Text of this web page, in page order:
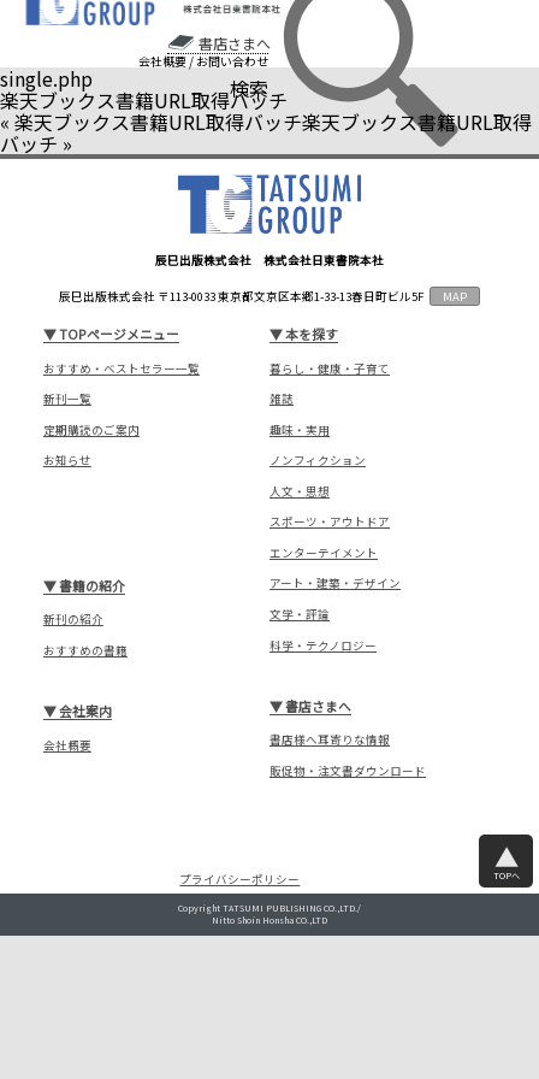
書店さまへ
会社概要 / お問い合わせ
検索
single.php
楽天ブックス書籍URL取得バッチ
« 楽天ブックス書籍URL取得バッチ楽天ブックス書籍URL取得
バッチ »
辰巳出版株式会社 株式会社日東書院本社
辰巳出版株式会社 〒113-0033 東京都文京区本郷1-33-13春日町ビル5F MAP
▼TOPページメニュー
おすすめ・ベストセラー一覧
新刊一覧
定期購読のご案内
お知らせ
▼本を探す
暮らし・健康・子育て
雑誌
趣味・実用
ノンフィクション
人文・思想
スポーツ・アウトドア
エンターテイメント
アート・建築・デザイン
文学・評論
科学・テクノロジー
▼書籍の紹介
新刊の紹介
おすすめの書籍
▼書店さまへ
書店様へ耳寄りな情報
販促物・注文書ダウンロード
▼会社案内
会社概要
プライバシーポリシー TOPへ
Copyright TATSUMI PUBLISHING CO.,LTD./
Nitto Shoin Honsha CO.,LTD